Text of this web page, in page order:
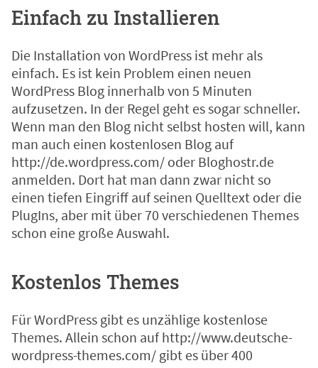
Einfach zu Installieren
Die Installation von WordPress ist mehr als
einfach. Es ist kein Problem einen neuen
WordPress Blog innerhalb von 5 Minuten
aufzusetzen. In der Regel geht es sogar schneller.
Wenn man den Blog nicht selbst hosten will, kann
man auch einen kostenlosen Blog auf
http://de.wordpress.com/ oder Bloghostr.de
anmelden. Dort hat man dann zwar nicht so
einen tiefen Eingriff auf seinen Quelltext oder die
PlugIns, aber mit über 70 verschiedenen Themes
schon eine große Auswahl.
Kostenlos Themes
Für WordPress gibt es unzählige kostenlose
Themes. Allein schon aufhttp://www.deutsche-
wordpress-themes.com/ gibt es über 400